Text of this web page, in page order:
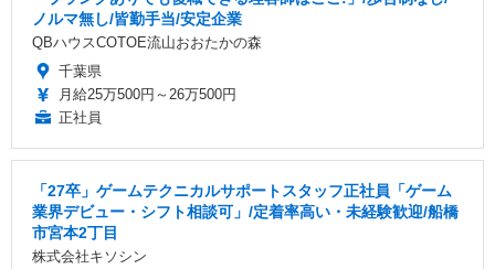
ノルマ無し/皆勤手当/安定企業
QBハウスCOTOE流山おおたかの森
千葉県
月給25万500円～26万500円
正社員
「27卒」ゲームテクニカルサポートスタッフ正社員「ゲーム
業界デビュー・シフト相談可」/定着率高い・未経験歓迎/船橋
市宮本2丁目
株式会社キソシン